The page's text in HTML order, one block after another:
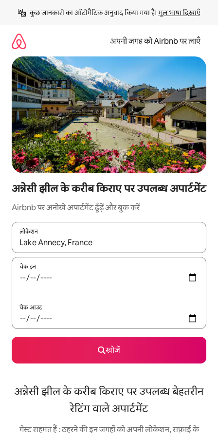
छोड़कर
कॉन्टेंट
कुछ जानकारी का ऑटोमैटिक अनुवाद किया गया है। मूल भाषा दिखाएँ
अपनी जगह को Airbnb पर लाएँ
अन्नेसी झील के करीब किराए पर उपलब्ध अपार्टमेंट
Airbnb पर अनोखे अपार्टमेंट ढूँढ़ें और बुक करें
लोकेशन
नतीजों के उपलब्ध होने पर, अप और डाउन 'ऐरो की' का इस्तेमाल करके नेविगेट
चेक इन
चेक आउट
खोजें
अन्नेसी झील के करीब किराए पर उपलब्ध बेहतरीन
रेटिंग वाले अपार्टमेंट
गेस्ट सहमत हैं : ठहरने की इन जगहों को अपनी लोकेशन, सफ़ाई के